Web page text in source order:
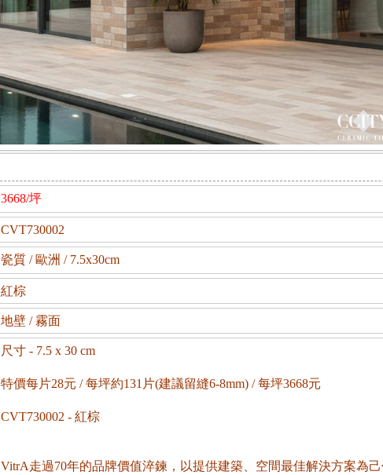
3668/坪
CVT730002
瓷質 / 歐洲 / 7.5x30cm
紅棕
地壁 / 霧面
尺寸 - 7.5 x 30 cm
特價每片28元 / 每坪約131片(建議留縫6-8mm) / 每坪3668元
CVT730002 - 紅棕
VitrA走過70年的品牌價值淬鍊，以提供建築、空間最佳解決方案為己